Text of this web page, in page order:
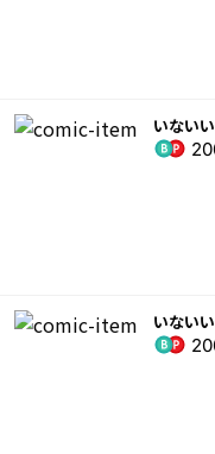
いない
いない